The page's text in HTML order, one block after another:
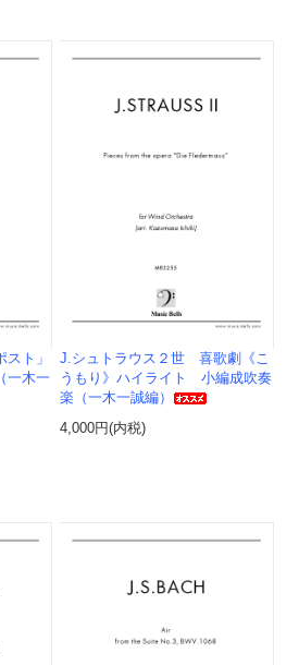
ト」
一木一
J.シュトラウス２世 喜歌劇《こ
うもり》ハイライト 小編成吹奏
楽（一木一誠編）
4,000円(内税)